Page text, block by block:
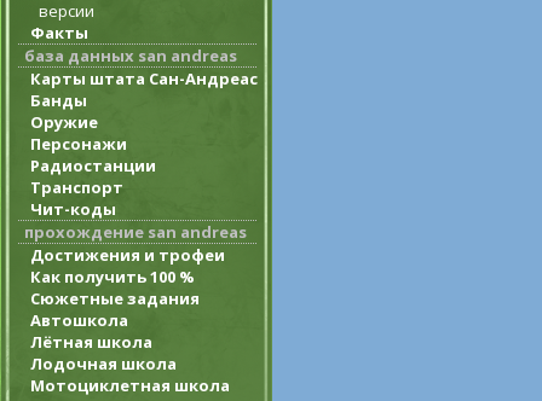
версии
Факты
база данных san andreas
Карты штата Сан-Андреас
Банды
Оружие
Персонажи
Радиостанции
Транспорт
Чит-коды
прохождение san andreas
Достижения и трофеи
Как получить 100 %
Сюжетные задания
Автошкола
Лётная школа
Лодочная школа
Мотоциклетная школа